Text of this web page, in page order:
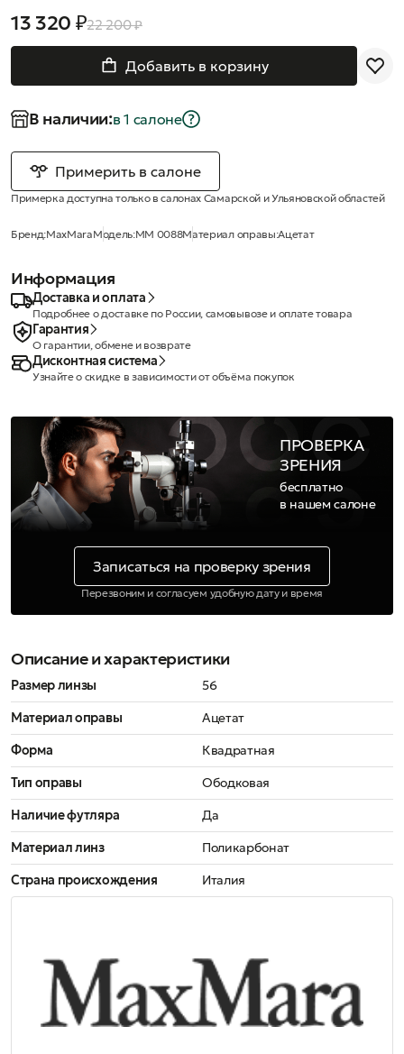
13 320 ₽22 200 ₽
Добавить в корзину
В наличии:в 1 салонe
Примерить в салоне
Примерка доступна только в салонах Самарской и Ульяновской областей
Бренд:MaxMaraМодель:MM 0088Материал оправы:Ацетат
Информация
Доставка и оплата
Подробнее о доставке по России, самовывозе и оплате товара
Гарантия
О гарантии, обмене и возврате
Дисконтная система
Узнайте о скидке в зависимости от объёма покупок
ПРОВЕРКА
ЗРЕНИЯ
бесплатно
в нашем салоне
Записаться на проверку зрения
Перезвоним и согласуем удобную дату и время
Описание и характеристики
Размер линзы
56
Материал оправы
Ацетат
Форма
Квадратная
Тип оправы
Ободковая
Наличие футляра
Да
Материал линз
Поликарбонат
Страна происхождения
Италия